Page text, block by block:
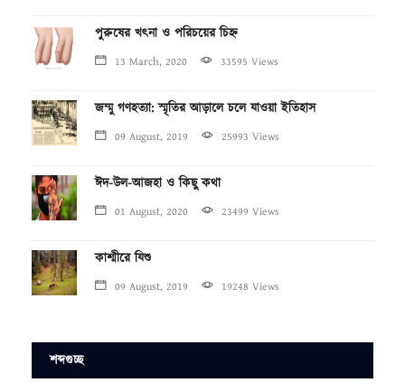
পুরুষের খৎনা ও পরিচয়ের চিহ্ন
13 March, 2020 33595 Views
জম্মু গণহত্যা: স্মৃতির আড়ালে চলে যাওয়া ইতিহাস
09 August, 2019 25993 Views
ঈদ-উল-আজহা ও কিছু কথা
01 August, 2020 23499 Views
কাশ্মীরে যিশু
09 August, 2019 19248 Views
শব্দগুচ্ছ